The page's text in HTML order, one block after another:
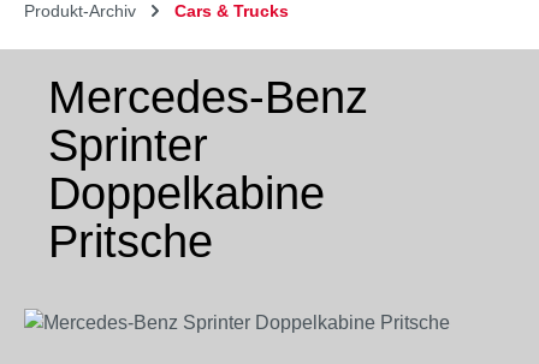
Produkt-Archiv Cars & Trucks
Mercedes-Benz
Sprinter
Doppelkabine
Pritsche
Bildergalerie überspringen